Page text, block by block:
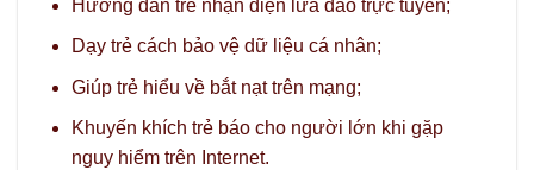
Hướng dẫn trẻ nhận diện lừa đảo trực tuyến;
Dạy trẻ cách bảo vệ dữ liệu cá nhân;
Giúp trẻ hiểu về bắt nạt trên mạng;
Khuyến khích trẻ báo cho người lớn khi gặp
nguy hiểm trên Internet.